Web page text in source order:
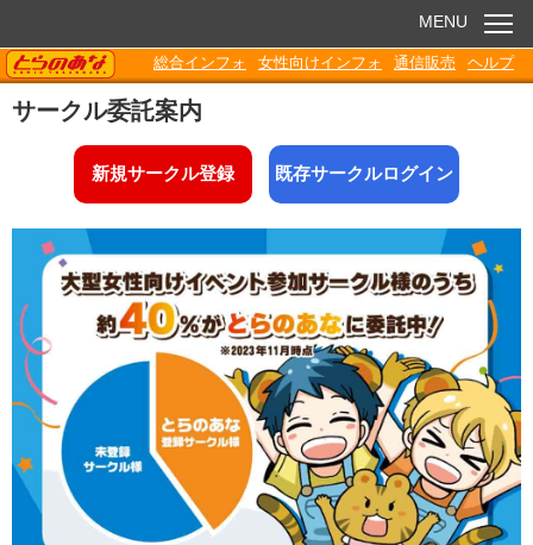
お知らせ
電子書籍
Q&A
各種ダウンロード
MENU
TORANOANA
総合インフォ 女性向けインフォ 通信販売 ヘルプ
サークル委託案内
新規サークル登録 既存サークルログイン